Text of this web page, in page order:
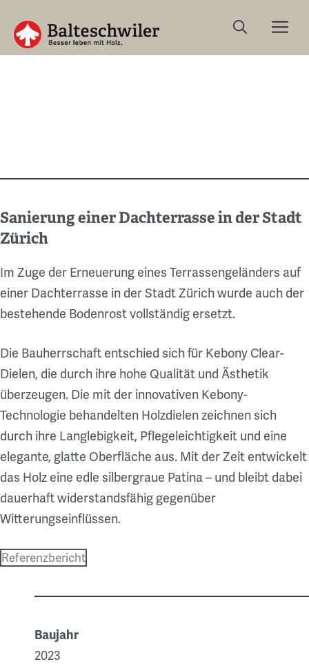
zum
Inhalt
Sanierung einer Dachterrasse in der Stadt
Zürich
Im Zuge der Erneuerung eines Terrassengeländers auf
einer Dachterrasse in der Stadt Zürich wurde auch der
bestehende Bodenrost vollständig ersetzt.
Die Bauherrschaft entschied sich für Kebony Clear-
Dielen, die durch ihre hohe Qualität und Ästhetik
überzeugen. Die mit der innovativen Kebony-
Technologie behandelten Holzdielen zeichnen sich
durch ihre Langlebigkeit, Pflegeleichtigkeit und eine
elegante, glatte Oberfläche aus. Mit der Zeit entwickelt
das Holz eine edle silbergraue Patina – und bleibt dabei
dauerhaft widerstandsfähig gegenüber
Witterungseinflüssen.
Referenzbericht
Baujahr
2023